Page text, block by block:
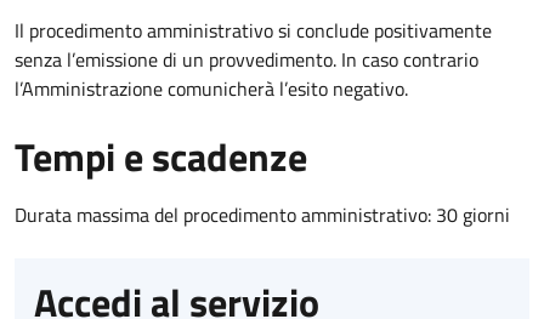
Il procedimento amministrativo si conclude positivamente
senza l’emissione di un provvedimento. In caso contrario
l’Amministrazione comunicherà l’esito negativo.
Tempi e scadenze
Durata massima del procedimento amministrativo: 30 giorni
Accedi al servizio